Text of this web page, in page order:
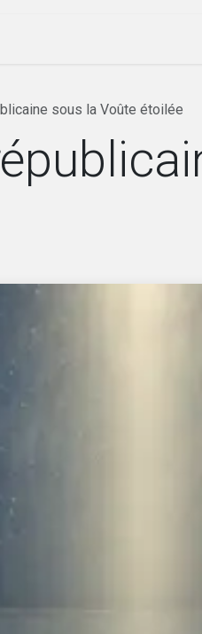
sous la Voûte étoilée